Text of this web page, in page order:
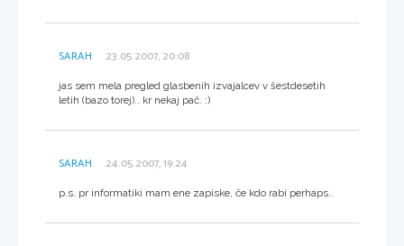
SARAH 23.05.2007, 20:08
jas sem mela pregled glasbenih izvajalcev v šestdesetih
letih (bazo torej).. kr nekaj pač. :)
SARAH 24.05.2007, 19:24
p.s. pr informatiki mam ene zapiske, če kdo rabi perhaps..